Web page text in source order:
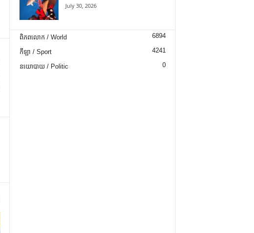
July 30, 2026
ពិភពលោក / World 6894
កីឡា / Sport 4241
នយោបាយ / Politic 0